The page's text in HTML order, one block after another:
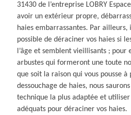
31430 de l’entreprise LOBRY
avoir un extérieur propre,
haies embarrassantes. Par
possible de déraciner vos haies si
l’âge et semblent vieillisants ; pour
arbustes qui formeront une toute
que soit la raison qui vous pousse à
dessouchage de haies, nous
technique la plus adaptée et
adéquats pour déraciner vos haies.